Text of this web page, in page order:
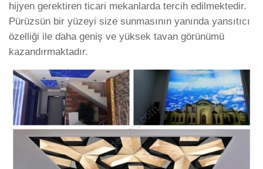
hijyen gerektiren ticari mekanlarda tercih edilmektedir.
Pürüzsün bir yüzeyi size sunmasının yanında yansıtıcı
özelliği ile daha geniş ve yüksek tavan görünümü
kazandırmaktadır.